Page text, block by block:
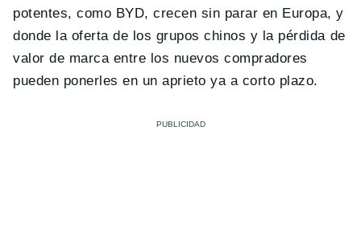
potentes, como BYD, crecen sin parar en Europa, y
donde la oferta de los grupos chinos y la pérdida de
valor de marca entre los nuevos compradores
pueden ponerles en un aprieto ya a corto plazo.